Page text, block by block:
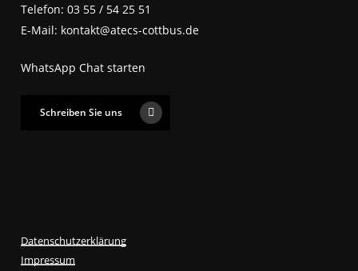
Telefon: 03 55 / 54 25 51
E-Mail: kontakt@atecs-cottbus.de
WhatsApp Chat starten
Schreiben Sie uns
Datenschutzerklärung
Impressum